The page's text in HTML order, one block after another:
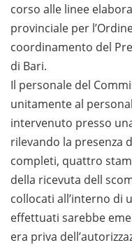
corso alle linee
provinciale per
coordinamento del
di Bari.
Il personale del
unitamente al
intervenuto presso
rilevando la presenza
completi, quattro
della ricevuta dell
collocati all’interno di
effettuati sarebbe
era priva